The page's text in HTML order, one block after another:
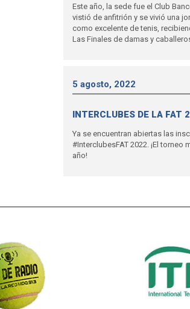
Este año, la sede fue el Club
vistió de anfitrión y se vivió una
como excelente de tenis,
Las Finales de damas y
5 agosto, 2022
INTERCLUBES DE LA FAT
Ya se encuentran abiertas las
#InterclubesFAT 2022. ¡El torneo
año!